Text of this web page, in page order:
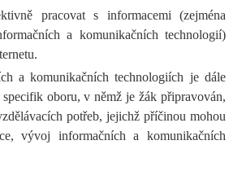
pracovat s informacemi (zejména
a komunikačních technologií)
a komunikačních technologiích je dále
oboru, v němž je žák připravován,
potřeb, jejichž příčinou mohou
vývoj informačních a komunikačních